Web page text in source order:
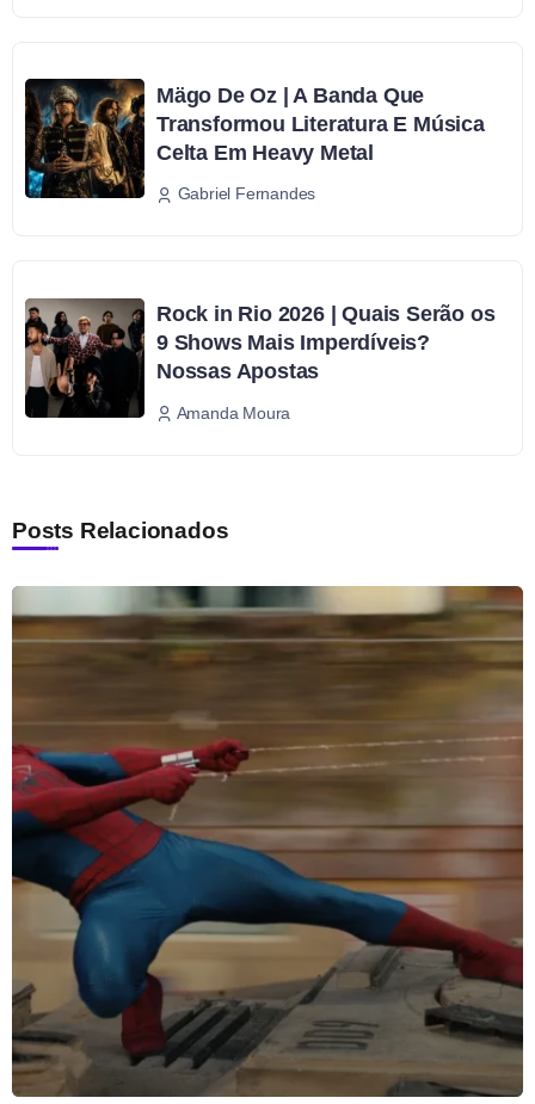
Mägo De Oz | A Banda Que
Transformou Literatura E Música
Celta Em Heavy Metal
Gabriel Fernandes
Rock in Rio 2026 | Quais Serão os
9 Shows Mais Imperdíveis?
Nossas Apostas
Amanda Moura
Posts Relacionados